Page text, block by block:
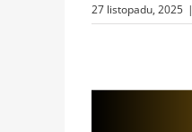
27 listopadu, 2025 |